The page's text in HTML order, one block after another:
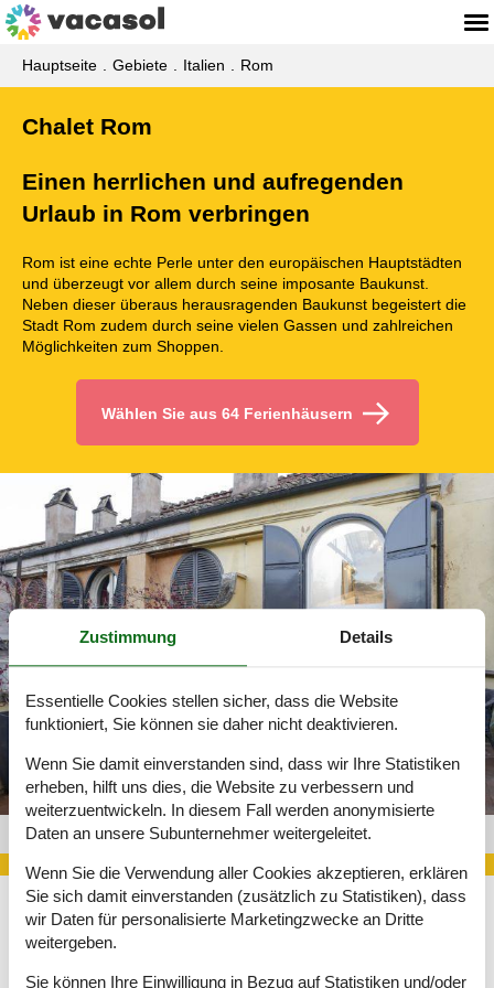
Hauptseite Gebiete Italien Rom
Chalet Rom
Einen herrlichen und aufregenden
Urlaub in Rom verbringen
Rom ist eine echte Perle unter den europäischen Hauptstädten
und überzeugt vor allem durch seine imposante Baukunst.
Neben dieser überaus herausragenden Baukunst begeistert die
Stadt Rom zudem durch seine vielen Gassen und zahlreichen
Möglichkeiten zum Shoppen.
Wählen Sie aus 64 Ferienhäusern
Chalet Rom 524-2492097
Damit der Aufenthalt in Rom auch tatsächlich zu einem echten
Erlebnis wird, ist eine geeignete Unterkunft jedoch natürlich
unbedingt notwendig.
Zustimmung Details
Essentielle Cookies stellen sicher, dass die Website
funktioniert, Sie können sie daher nicht deaktivieren.
Wenn Sie damit einverstanden sind, dass wir Ihre Statistiken
erheben, hilft uns dies, die Website zu verbessern und
weiterzuentwickeln. In diesem Fall werden anonymisierte
Daten an unsere Subunternehmer weitergeleitet.
Wenn Sie die Verwendung aller Cookies akzeptieren, erklären
Sie sich damit einverstanden (zusätzlich zu Statistiken), dass
wir Daten für personalisierte Marketingzwecke an Dritte
weitergeben.
Sie können Ihre Einwilligung in Bezug auf Statistiken und/oder